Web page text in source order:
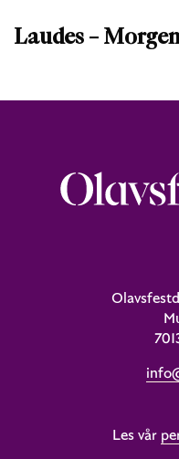
Laudes –
Les vår